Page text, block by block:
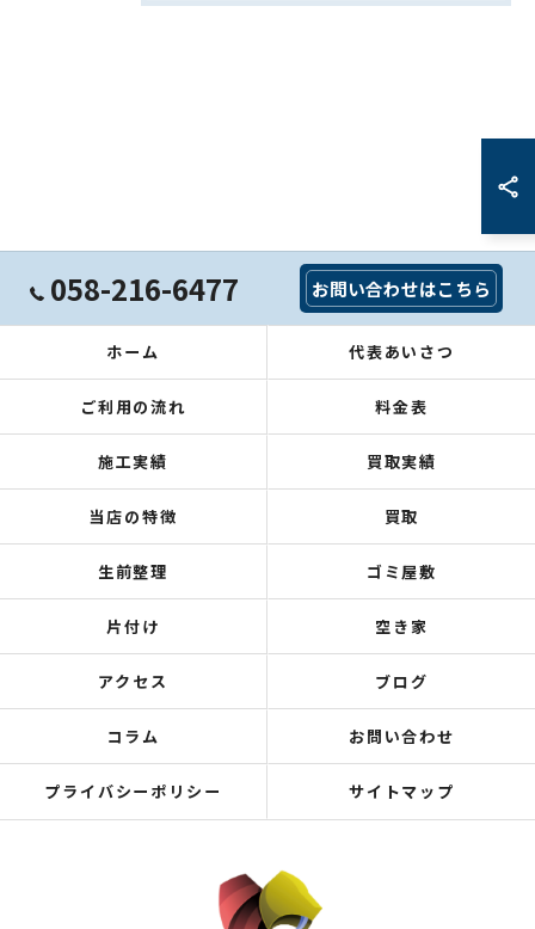
058-216-6477 お問い合わせはこちら
ホーム 代表あいさつ
ご利用の流れ 料金表
施工実績 買取実績
当店の特徴 買取
生前整理 ゴミ屋敷
片付け 空き家
アクセス ブログ
コラム お問い合わせ
プライバシーポリシー サイトマップ